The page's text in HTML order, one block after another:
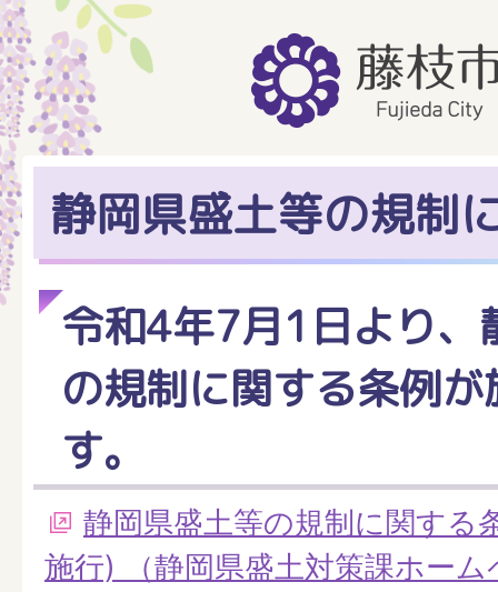
静岡県盛土等の規制
令和4年7月1日より、
の規制に関する条例
す。
静岡県盛土等の規制に関する
施行) （静岡県盛土対策課ホーム